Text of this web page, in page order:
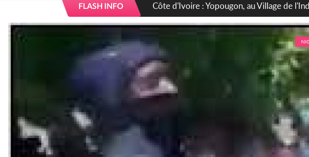
FLASH INFO
Côte d'Ivoire : CHU de Treichville, après la
direction sur les arriérés du SMIG 2023